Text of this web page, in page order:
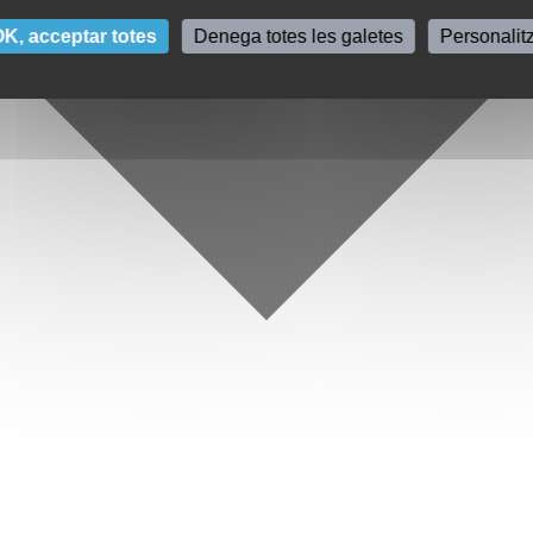
acceptar totes Denega totes les galetes